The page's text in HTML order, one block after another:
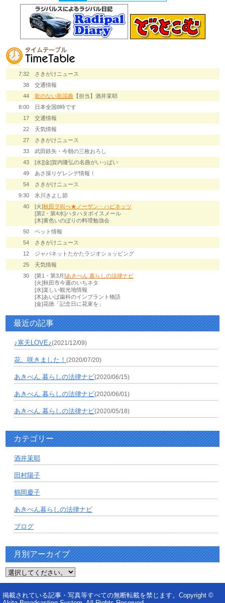
7:32
さきがけニュース
38
交通情報
44
歌のない歌謡曲 【担当】酒井茉耶
8:00
日本全国8時です
17
交通情報
22
天気情報
27
さきがけニュース
33
武田鉄矢・今朝の三枚おろし
43
[水][金]賀内隆弘の名曲がいっぱい
49
あさ採りゲレンデ情報！
54
さきがけニュース
9:30
氷川きよし節
40
[火]秋田ヲ叫べ★ノーザン・ハピネッツ
[第2・第4水]ハタハタボイスメール
[木]黄色いのぼりの料理勉強会
50
ペット情報
54
さきがけニュース
12
ジャパネットたかたラジオショッピング
25
天気情報
30
[第1・第3月]あきべん 暮らしの法律ナビ
[火]秋田市今週のいちネタ
[水]楽しい観光地情報
[木]あいば歯科のインプラント物語
[金]花徳「記念日に花束を」
最近の記事
♪寒天LOVE♪(2021/12/09)
花、咲きました！(2020/07/20)
あきべん 暮らしの法律ナビ(2020/06/15)
あきべん 暮らしの法律ナビ(2020/06/01)
あきべん 暮らしの法律ナビ(2020/05/18)
カテゴリー
酒井茉耶
田村陽子
鶴岡慶子
あきべん暮らしの法律ナビ
ブログ
月別アーカイブ
掲載されている記事・写真等すべての無断転載を禁じます。Copyright ©